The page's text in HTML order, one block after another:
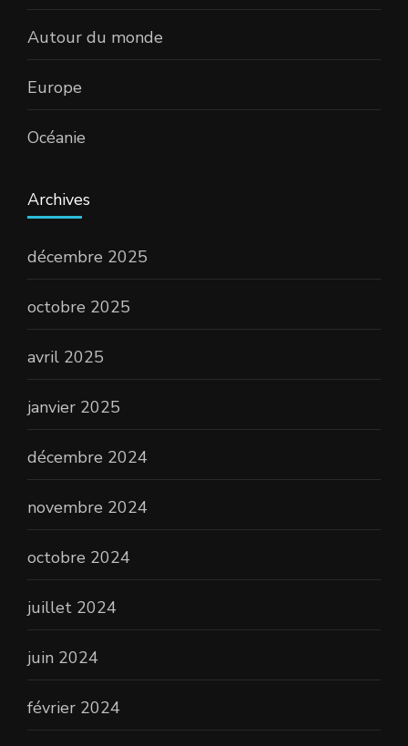
Autour du monde
Europe
Océanie
Archives
décembre 2025
octobre 2025
avril 2025
janvier 2025
décembre 2024
novembre 2024
octobre 2024
juillet 2024
juin 2024
février 2024